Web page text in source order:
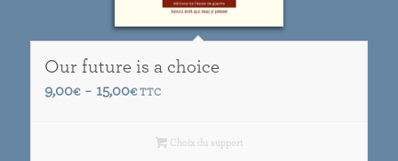
Our future is a choice
9,00€ – 15,00€Plage
9,00€
TTC
Choix du support